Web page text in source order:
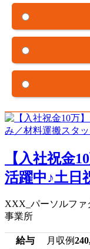
【入社祝金
活躍中♪土日
XXX_パーソルファ
事業所
給与 月収例